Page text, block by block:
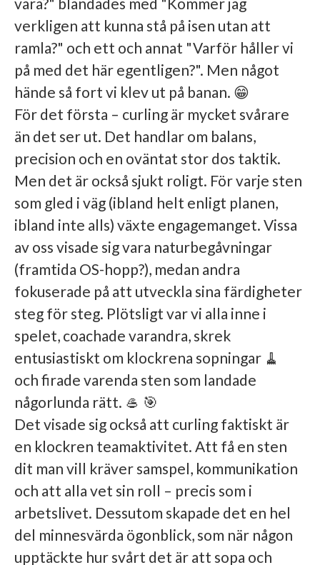
verkligen att kunna stå på isen utan att
ramla?" och ett och annat "Varför håller vi
på med det här egentligen?". Men något
hände så fort vi klev ut på banan. 😁
För det första – curling är mycket svårare
än det ser ut. Det handlar om balans,
precision och en oväntat stor dos taktik.
Men det är också sjukt roligt. För varje sten
som gled i väg (ibland helt enligt planen,
ibland inte alls) växte engagemanget. Vissa
av oss visade sig vara naturbegåvningar
(framtida OS-hopp?), medan andra
fokuserade på att utveckla sina färdigheter
steg för steg. Plötsligt var vi alla inne i
spelet, coachade varandra, skrek
entusiastiskt om klockrena sopningar 🧹
och firade varenda sten som landade
någorlunda rätt. 🥌 🎯
Det visade sig också att curling faktiskt är
en klockren teamaktivitet. Att få en sten
dit man vill kräver samspel, kommunikation
och att alla vet sin roll – precis som i
arbetslivet. Dessutom skapade det en hel
del minnesvärda ögonblick, som när någon
upptäckte hur svårt det är att sopa och